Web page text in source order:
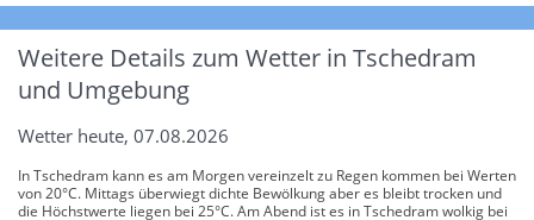
Weitere Details zum Wetter in Tschedram
und Umgebung
Wetter heute, 07.08.2026
In Tschedram kann es am Morgen vereinzelt zu Regen kommen bei Werten
von 20°C. Mittags überwiegt dichte Bewölkung aber es bleibt trocken und
die Höchstwerte liegen bei 25°C. Am Abend ist es in Tschedram wolkig bei